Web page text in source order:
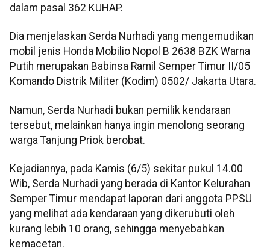
dalam pasal 362 KUHAP.
Dia menjelaskan Serda Nurhadi yang mengemudikan
mobil jenis Honda Mobilio Nopol B 2638 BZK Warna
Putih merupakan Babinsa Ramil Semper Timur II/05
Komando Distrik Militer (Kodim) 0502/ Jakarta Utara.
Namun, Serda Nurhadi bukan pemilik kendaraan
tersebut, melainkan hanya ingin menolong seorang
warga Tanjung Priok berobat.
Kejadiannya, pada Kamis (6/5) sekitar pukul 14.00
Wib, Serda Nurhadi yang berada di Kantor Kelurahan
Semper Timur mendapat laporan dari anggota PPSU
yang melihat ada kendaraan yang dikerubuti oleh
kurang lebih 10 orang, sehingga menyebabkan
kemacetan.